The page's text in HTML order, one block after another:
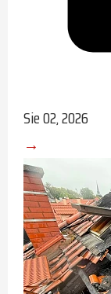
Sie 02, 2026
→